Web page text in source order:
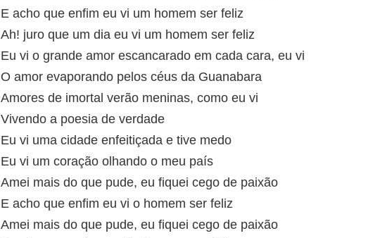
E acho que enfim eu vi um homem ser feliz
Ah! juro que um dia eu vi um homem ser feliz
Eu vi o grande amor escancarado em cada cara, eu vi
O amor evaporando pelos céus da Guanabara
Amores de imortal verão meninas, como eu vi
Vivendo a poesia de verdade
Eu vi uma cidade enfeitiçada e tive medo
Eu vi um coração olhando o meu país
Amei mais do que pude, eu fiquei cego de paixão
E acho que enfim eu vi o homem ser feliz
Amei mais do que pude, eu fiquei cego de paixão